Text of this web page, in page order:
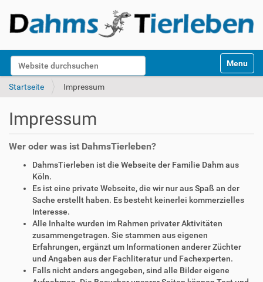
Website durchsuchen
k
Toggle
Startseite Impressum
Impressum
Wer oder was ist DahmsTierleben?
DahmsTierleben ist die Webseite der Familie Dahm aus
Köln.
Es ist eine private Webseite, die wir nur aus Spaß an der
Sache erstellt haben. Es besteht keinerlei kommerzielles
Interesse.
Alle Inhalte wurden im Rahmen privater Aktivitäten
zusammengetragen. Sie stammen aus eigenen
Erfahrungen, ergänzt um Informationen anderer Züchter
und Angaben aus der Fachliteratur und Fachexperten.
Falls nicht anders angegeben, sind alle Bilder eigene